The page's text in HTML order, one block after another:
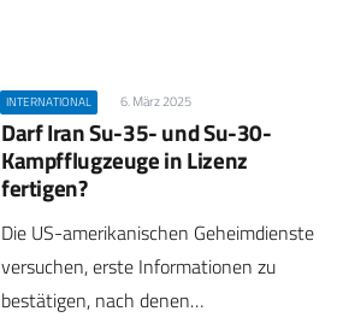
INTERNATIONAL 6. März 2025
Darf Iran Su-35- und Su-30-
Kampfflugzeuge in Lizenz
fertigen?
Die US-amerikanischen Geheimdienste
versuchen, erste Informationen zu
bestätigen, nach denen…